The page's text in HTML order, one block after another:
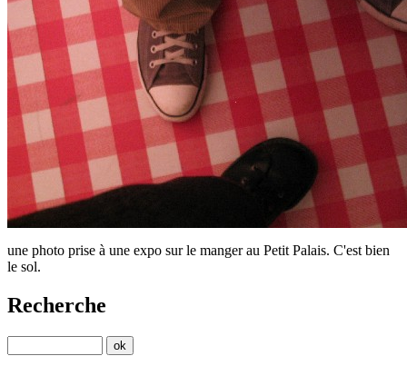
une photo prise à une expo sur le manger au Petit Palais. C'est bien
le sol.
Recherche